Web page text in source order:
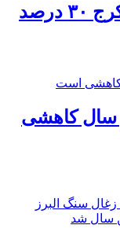
️قیمت مسکن در کرج ۳۰ درصد
سال کاهشی